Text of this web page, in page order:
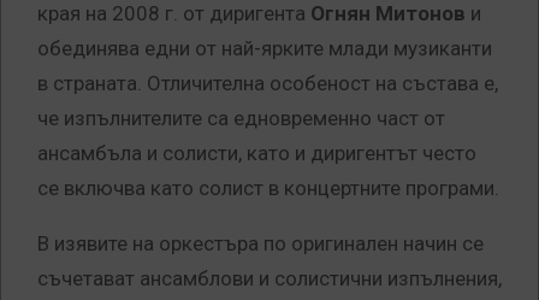
края на 2008 г. от диригента Огнян Митонов и
обединява едни от най-ярките млади музиканти
в страната. Отличителна особеност на състава е,
че изпълнителите са едновременно част от
ансамбъла и солисти, като и диригентът често
се включва като солист в концертните програми.
В изявите на оркестъра по оригинален начин се
съчетават ансамблови и солистични изпълнения,